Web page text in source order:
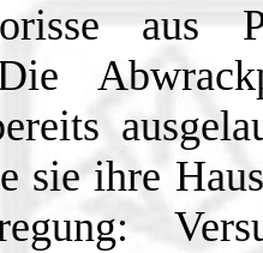
aus
sie ihre